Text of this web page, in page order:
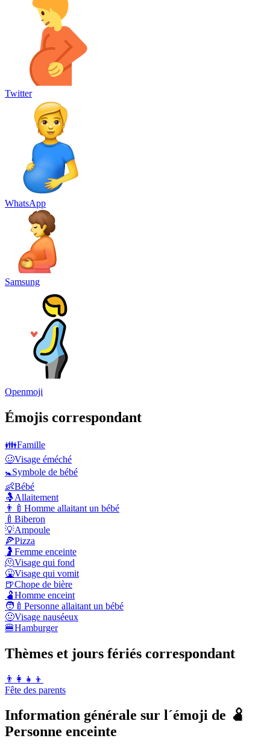
Twitter
WhatsApp
Samsung
Openmoji
Émojis correspondant
👪Famille
🥴Visage éméché
🚼Symbole de bébé
👶Bébé
🤱 Allaitement
👨‍🍼 Homme allaitant un bébé
🍼 Biberon
💡Ampoule
🍕Pizza
🤰 Femme enceinte
🫠Visage qui fond
🤮Visage qui vomit
🍺Chope de bière
🫃Homme enceint
🧑‍🍼 Personne allaitant un bébé
🤢Visage nauséeux
🍔Hamburger
Thèmes et jours fériés correspondant
👨‍👩‍👧‍👦
Fête des parents
Information générale sur l´émoji de 🫄
Personne enceinte